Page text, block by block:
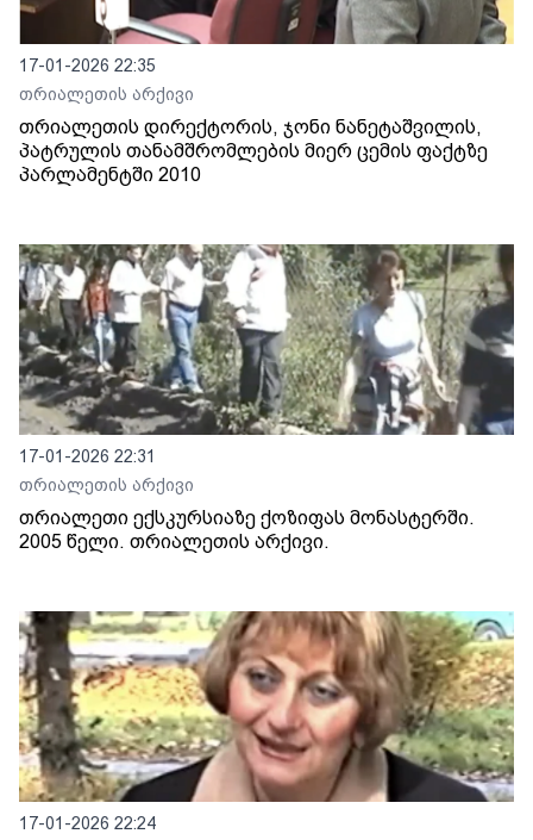
17-01-2026 22:35
თრიალეთის არქივი
თრიალეთის დირექტორის, ჯონი ნანეტაშვილის,
პატრულის თანამშრომლების მიერ ცემის ფაქტზე
პარლამენტში 2010
17-01-2026 22:31
თრიალეთის არქივი
თრიალეთი ექსკურსიაზე ქოზიფას მონასტერში.
2005 წელი. თრიალეთის არქივი.
17-01-2026 22:24